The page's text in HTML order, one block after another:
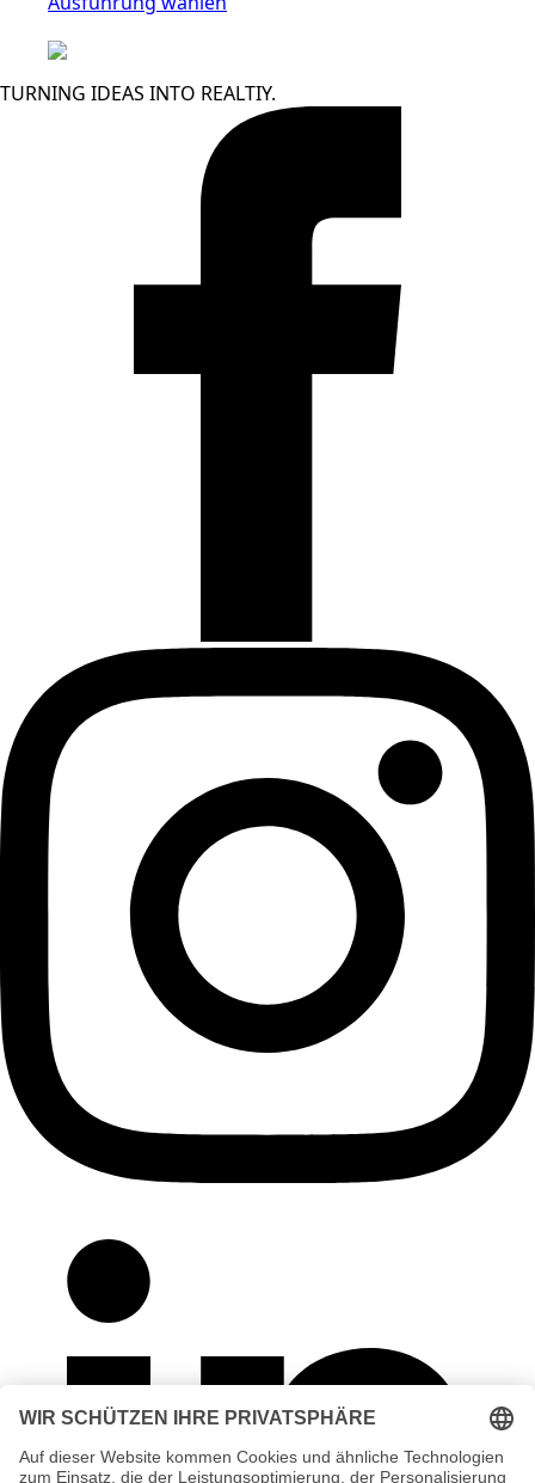
der
Produktseite
mehrere
Varianten
auf.
Produktseite
TURNING IDEAS INTO REALTIY.